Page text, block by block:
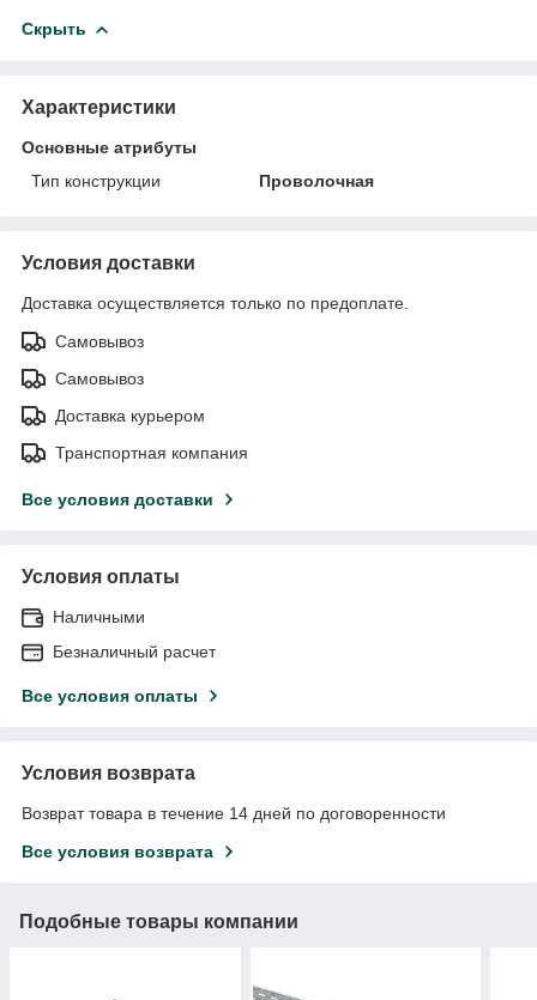
Скрыть
Характеристики
Основные атрибуты
Тип конструкции
Проволочная
Условия доставки
Доставка осуществляется только по предоплате.
Самовывоз
Самовывоз
Доставка курьером
Транспортная компания
Все условия доставки
Условия оплаты
Наличными
Безналичный расчет
Все условия оплаты
Условия возврата
Возврат товара в течение 14 дней по договоренности
Все условия возврата
Подобные товары компании